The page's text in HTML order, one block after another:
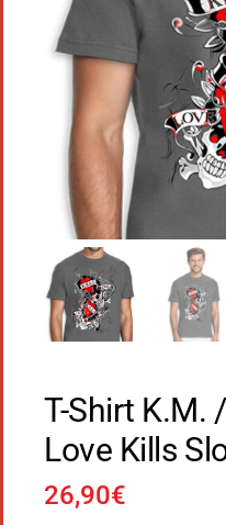
T-Shirt Κ.Μ.
Love Kills
26,90€